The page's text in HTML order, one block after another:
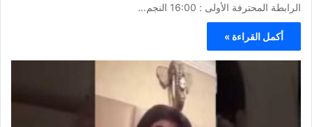
الرابطة المحترفة الأولى : 16:00 النجم…
أكمل القراءة »